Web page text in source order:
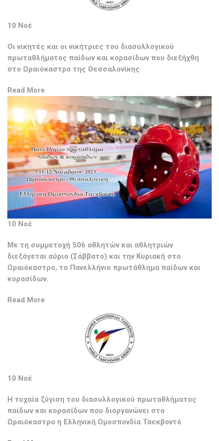
10 Νοέ
Οι νικητές και οι νικήτριες του διασυλλογικού
πρωταθλήματος παίδων και κορασίδων που διεξήχθη
στο Ωραιόκαστρο της Θεσσαλονίκης
Read More
10 Νοέ
Με τη συμμετοχή 506 αθλητών και αθλητριών
διεξάγεται αύριο (Σάββατο) και την Κυριακή στο
Ωραιόκαστρο, το Πανελλήνιο πρωτάθλημα παίδων και
κορασίδων.
Read More
10 Νοέ
Η τυχαία ζύγιση του διασυλλογικού πρωταθλήματος
παίδων και κορασίδων που διοργανώνει στο
Ωραιόκαστρο η Ελληνική Ομοσπονδία Ταεκβοντό